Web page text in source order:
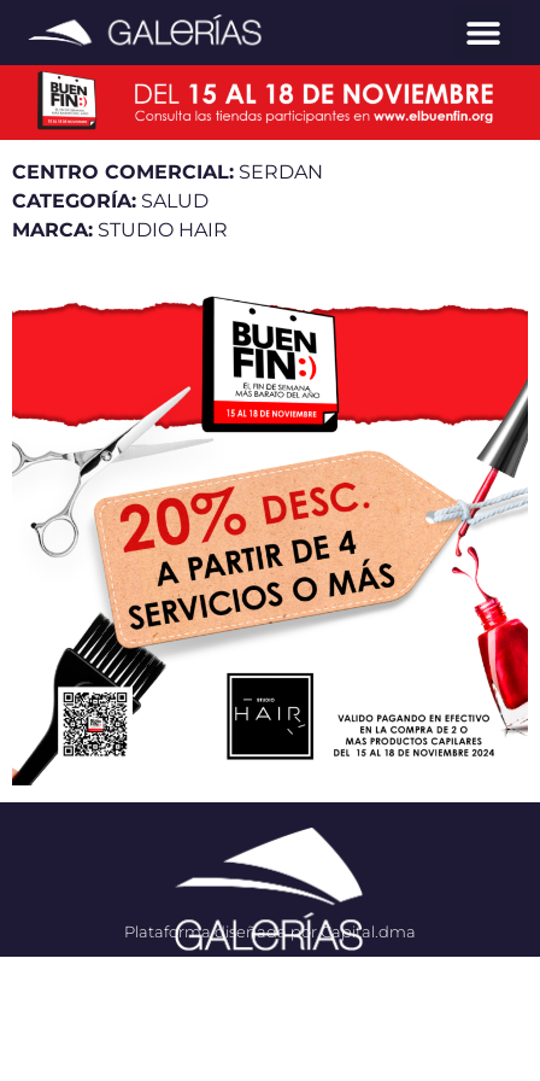
CENTRO COMERCIAL: SERDAN
CATEGORÍA: SALUD
MARCA: STUDIO HAIR
Plataforma diseñada por Capital.dma